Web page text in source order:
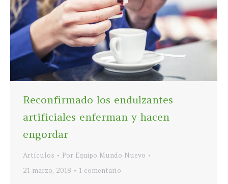
Reconfirmado los endulzantes
artificiales enferman y hacen
engordar
Artículos Por Equipo Mundo Nuevo
21 marzo, 2018
1 comentario